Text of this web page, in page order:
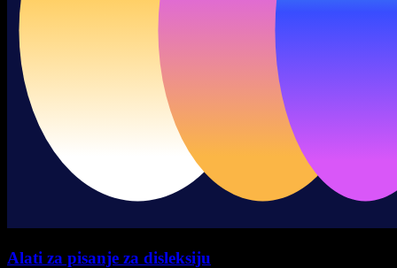
Alati za pisanje za disleksiju